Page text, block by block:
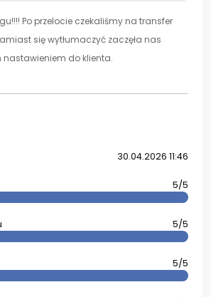
Po przelocie czekaliśmy na transfer
się wytłumaczyć zaczęła nas
nastawieniem do klienta.
30.04.2026 11:46
5/5
5/5
5/5